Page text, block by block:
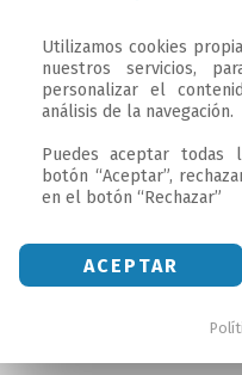
Utilizamos cookies
nuestros servicios,
personalizar el
análisis de la navegación.
Puedes aceptar todas
botón “Aceptar”,
en el botón “Rechazar”
ACEPTAR